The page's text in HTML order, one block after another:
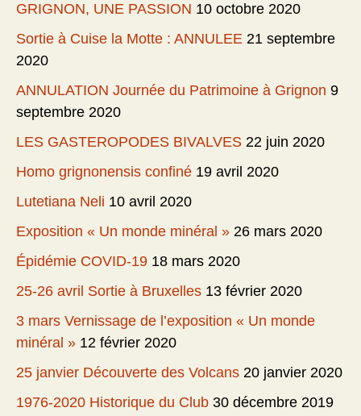
GRIGNON, UNE PASSION 10 octobre 2020
Sortie à Cuise la Motte : ANNULEE 21 septembre
2020
ANNULATION Journée du Patrimoine à Grignon 9
septembre 2020
LES GASTEROPODES BIVALVES 22 juin 2020
Homo grignonensis confiné 19 avril 2020
Lutetiana Neli 10 avril 2020
Exposition « Un monde minéral » 26 mars 2020
Épidémie COVID-19 18 mars 2020
25-26 avril Sortie à Bruxelles 13 février 2020
3 mars Vernissage de l’exposition « Un monde
minéral » 12 février 2020
25 janvier Découverte des Volcans 20 janvier 2020
1976-2020 Historique du Club 30 décembre 2019